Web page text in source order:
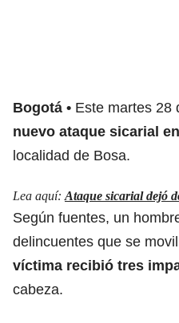
Bogotá
Este martes 28
nuevo ataque sicarial
localidad de Bosa.
Lea aquí: Ataque sicarial dejó
Según fuentes, un
delincuentes que se
víctima recibió tres
cabeza.